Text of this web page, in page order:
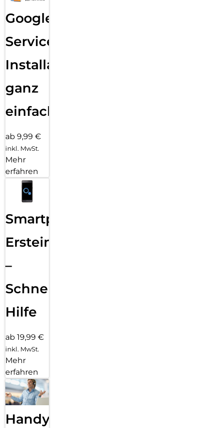
Google
Services
Installation
ganz
einfach
ab 9,99 €
inkl. MwSt.
Mehr
erfahren
Smartphone
Ersteinrichtung
–
Schnelle
Hilfe
ab 19,99 €
inkl. MwSt.
Mehr
erfahren
Handy